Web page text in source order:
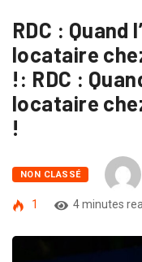
RDC : Quand
locataire
!: RDC :
locataire
!
NON CLASSÉ
1 4 minutes